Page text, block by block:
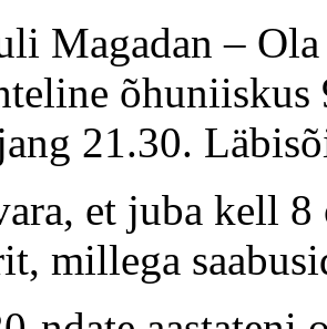
Magadan –
õhuniiskus
21.30.
et juba kell 8
millega